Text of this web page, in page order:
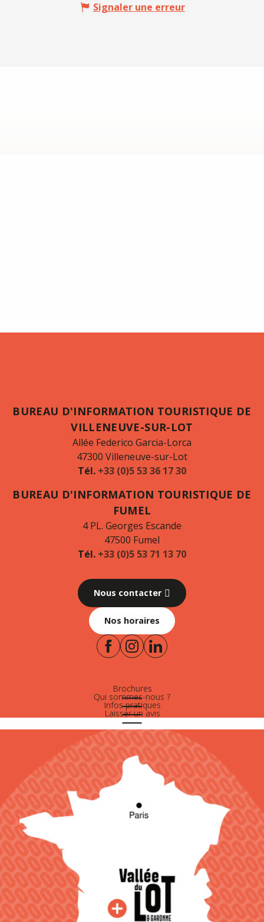
Signaler une erreur
BUREAU D'INFORMATION TOURISTIQUE DE
VILLENEUVE-SUR-LOT
Allée Federico Garcia-Lorca
47300 Villeneuve-sur-Lot
Tél. +33 (0)5 53 36 17 30
BUREAU D'INFORMATION TOURISTIQUE DE
FUMEL
4 PL. Georges Escande
47500 Fumel
Tél. +33 (0)5 53 71 13 70
Nous contacter
Nos horaires
Brochures
Qui sommes-nous ?
Infos pratiques
Laisser un avis